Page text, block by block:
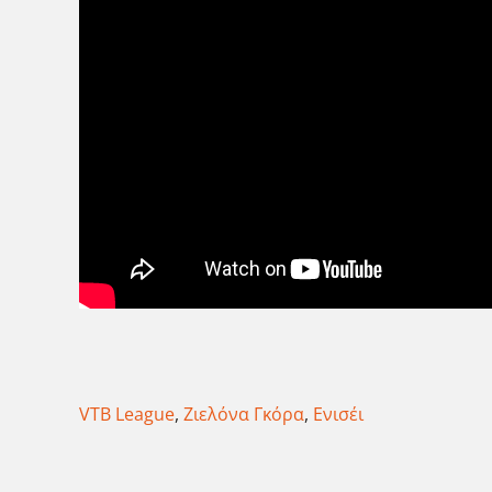
VTB League, Ζιελόνα Γκόρα, Ενισέι